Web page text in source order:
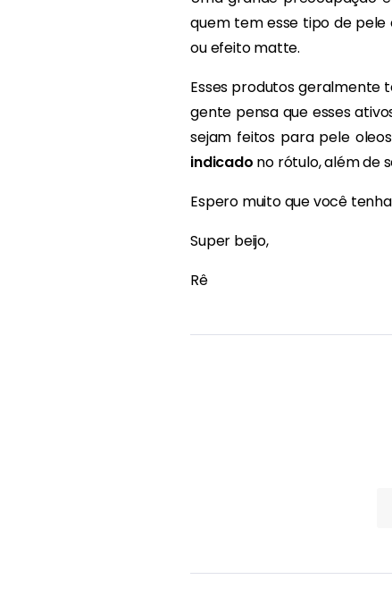
quem tem esse tipo de
ou efeito matte.
Esses produtos geralmente
gente pensa que esses
sejam feitos para pele
indicado no rótulo, além de
Espero muito que você
Super beijo,
Rê